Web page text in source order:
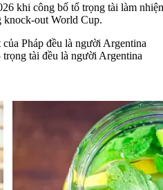
khi công bố tổ trọng tài làm
knock-out World Cup.
tài đều là người Argentina